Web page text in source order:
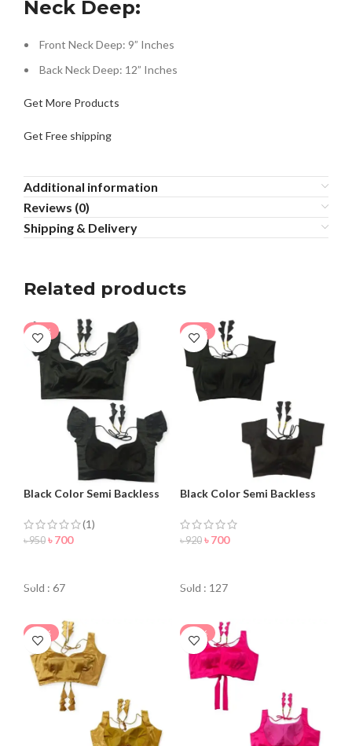
Neck Deep:
Front Neck Deep: 9” Inches
Back Neck Deep: 12” Inches
Get More Products
Get Free shipping
Additional information
Reviews (0)
Shipping & Delivery
Related products
-26%
Black Color Semi Backless
(1)
৳950 ৳700
Sold : 67
-24%
Black Color Semi Backless
৳920 ৳700
Sold : 127
-30% -24%